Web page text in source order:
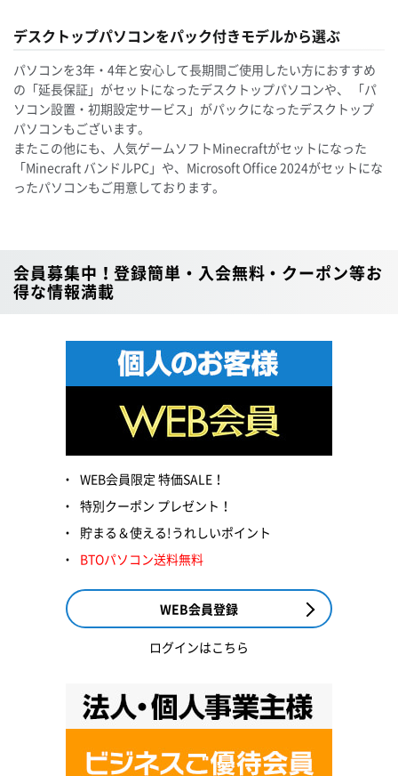
デスクトップパソコンをパック付きモデルから選ぶ
パソコンを3年・4年と安心して長期間ご使用したい方におすすめ
の「延長保証」がセットになったデスクトップパソコンや、 「パ
ソコン設置・初期設定サービス」がパックになったデスクトップ
パソコンもございます。
またこの他にも、人気ゲームソフトMinecraftがセットになった
「Minecraft バンドルPC」や、Microsoft Office 2024がセットにな
ったパソコンもご用意しております。
会員募集中！登録簡単・入会無料・クーポン等お
得な情報満載
WEB会員限定 特価SALE！
特別クーポン プレゼント！
貯まる＆使える!うれしいポイント
BTOパソコン送料無料
WEB会員登録
ログインはこちら